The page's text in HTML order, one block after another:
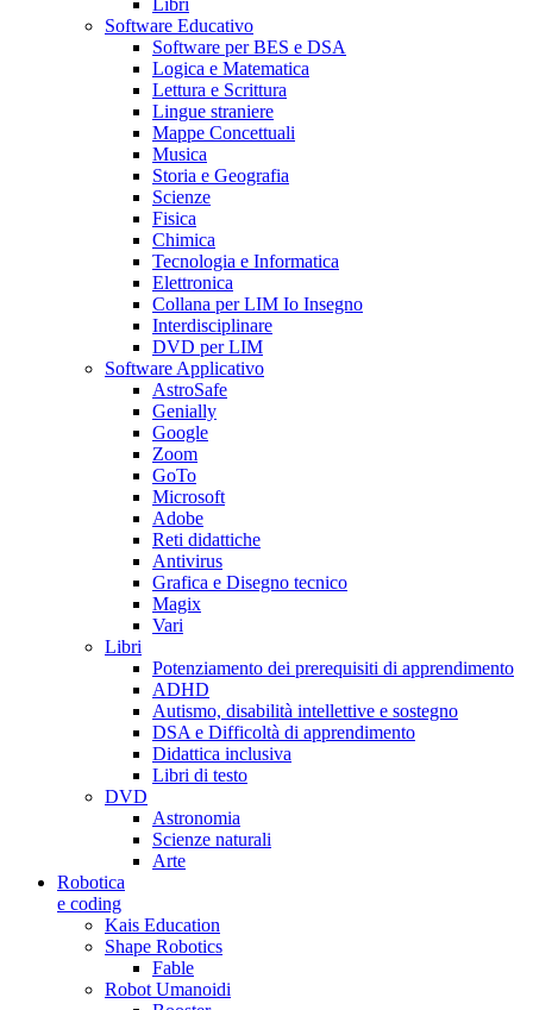
Software Educativo
Software per BES e DSA
Logica e Matematica
Lettura e Scrittura
Lingue straniere
Mappe Concettuali
Musica
Storia e Geografia
Scienze
Fisica
Chimica
Tecnologia e Informatica
Elettronica
Collana per LIM Io Insegno
Interdisciplinare
DVD per LIM
Software Applicativo
AstroSafe
Genially
Google
Zoom
GoTo
Microsoft
Adobe
Reti didattiche
Antivirus
Grafica e Disegno tecnico
Magix
Vari
Libri
Potenziamento dei prerequisiti di apprendimento
ADHD
Autismo, disabilità intellettive e sostegno
DSA e Difficoltà di apprendimento
Didattica inclusiva
Libri di testo
DVD
Astronomia
Scienze naturali
Arte
Robotica
e coding
Kais Education
Shape Robotics
Fable
Robot Umanoidi